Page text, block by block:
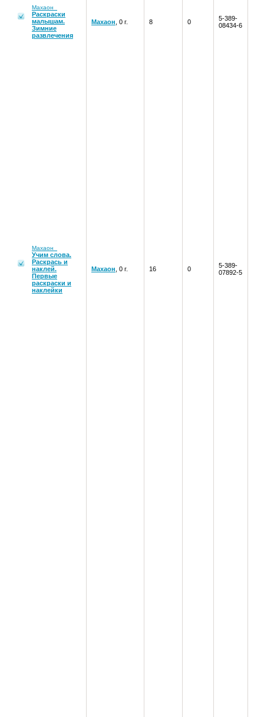
Махаон
Раскраски
малышам.
Зимние
развлечения
Махаон , 0 г. 8 0
5-389-
08434-6
Махаон
Учим слова.
Раскрась и
наклей.
Первые
раскраски и
наклейки
Махаон , 0 г. 16 0
5-389-
07892-5